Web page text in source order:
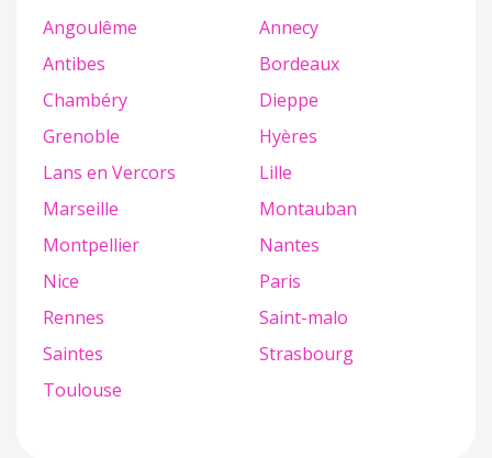
Angoulême
Annecy
Antibes
Bordeaux
Chambéry
Dieppe
Grenoble
Hyères
Lans en Vercors
Lille
Marseille
Montauban
Montpellier
Nantes
Nice
Paris
Rennes
Saint-malo
Saintes
Strasbourg
Toulouse